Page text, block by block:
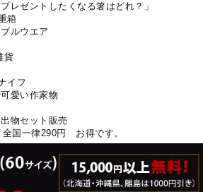
レゼントしたくなる箸はどれ？」
箱
ルウエア
貨
イフ
愛い作家物
物セット販売